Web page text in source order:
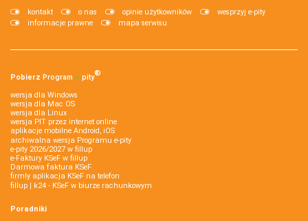
kontakt o nas opinie użytkowników
wesprzyj e-pity
informacje prawne
mapa serwisu
Pobierz Program e‑pity®
wersja dla Windows
wersja dla Mac OS
wersja dla Linux
wersja PIT przez internet online
aplikacje mobilne Android, iOS
archiwalna wersja Programu e-pity
e-pity 2026/2027 w fillup
e‑Faktury KSeF w fillup
Darmowa faktura KSeF
firmly aplikacja KSeF na telefon
fillup | k24 - KSeF w biurze rachunkowym
Poradniki